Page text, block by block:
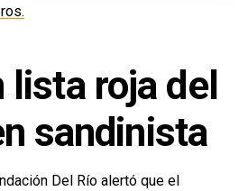
lista roja del
sandinista
Del Río alertó que el